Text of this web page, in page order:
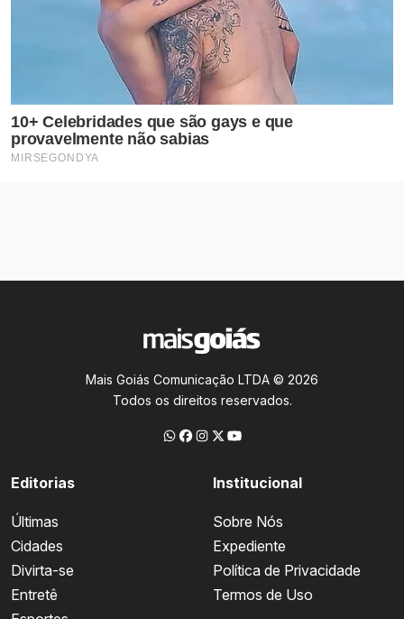
Mais Goiás Comunicação LTDA © 2026
Todos os direitos reservados.
Editorias
Últimas
Cidades
Divirta-se
Entretê
Institucional
Sobre Nós
Expediente
Política de Privacidade
Termos de Uso